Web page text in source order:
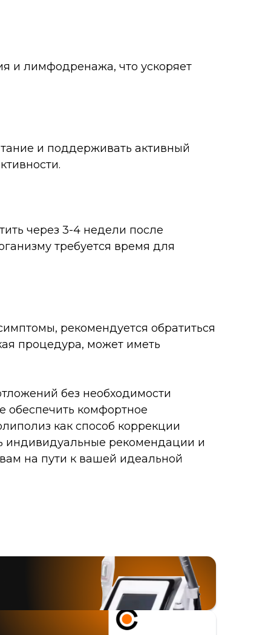
и лимфодренажа, что ускоряет
и поддерживать активный
через 3-4 недели после
требуется время для
рекомендуется обратиться
процедура, может иметь
без необходимости
обеспечить комфортное
как способ коррекции
индивидуальные рекомендации и
на пути к вашей идеальной